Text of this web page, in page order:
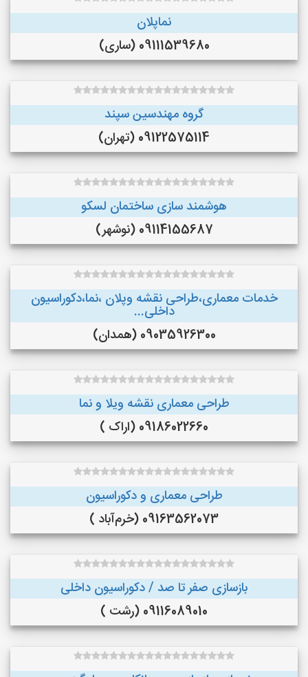
نماپلان
09111539680 (ساری)
گروه مهندسین سپند
09122575114 (تهران)
هوشمند سازی ساختمان لسکو
09114155687 (نوشهر)
خدمات معماری،طراحی نقشه وپلان ،نما،دکوراسیون
داخلی...
09035926300 (همدان)
طراحی معماری نقشه ویلا و نما
09186022660 (اراک )
طراحی معماری و دکوراسیون
09163562073 (خرم‌آباد )
بازسازی صفر تا صد / دکوراسیون داخلی
09116089010 (رشت )